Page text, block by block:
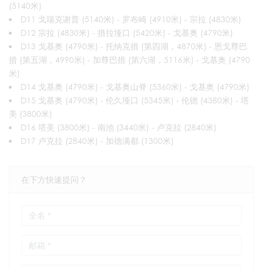
(5140米)
D11 戈瑞克谢普 (5140米) - 罗布崎 (4910米) - 宗拉 (4830米)
D12 宗拉 (4830米) - 措拉垭口 (5420米) - 戈基奥 (4790米)
D13 戈基奥 (4790米) - 托纳克措 (第四湖，4870米) - 恩戈尊巴
措 (第五湖，4990米) - 加尊巴措 (第六湖，5116米) - 戈基奥 (4790
米)
D14 戈基奥 (4790米) - 戈基奥山脊 (5360米) - 戈基奥 (4790米)
D15 戈基奥 (4790米) - 伦久垭口 (5345米) - 伦德 (4380米) - 塔
美 (3800米)
D16 塔美 (3800米) - 南池 (3440米) - 卢克拉 (2840米)
D17 卢克拉 (2840米) - 加德满都 (1300米)
在下方快速提问？